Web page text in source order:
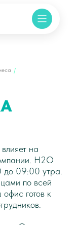
/
на
H2O
до 09:00 утра.
по всей
готов к